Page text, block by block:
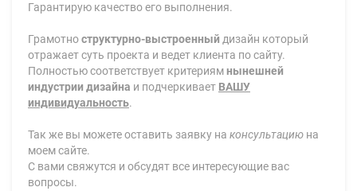
Гарантирую качество его выполнения.
Грамотноструктурно-выстроенный дизайн который
отражает суть проекта и ведет клиента по сайту.
Полностью соответствует критериямнынешней
индустрии дизайна и подчеркивает ВАШУ
индивидуальность.
Так же вы можете оставить заявку на консультацию на
моем сайте.
С вами свяжутся и обсудят все интересующие вас
вопросы.